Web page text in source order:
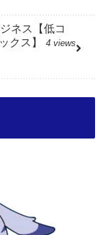
ネス【低コ
クス】
4 views